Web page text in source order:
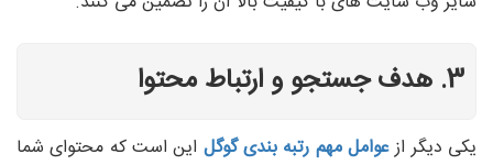
3. هدف جستجو و ارتباط محتوا
یکی دیگر ازعوامل مهم رتبه بندی گوگل این است که محتوای شما